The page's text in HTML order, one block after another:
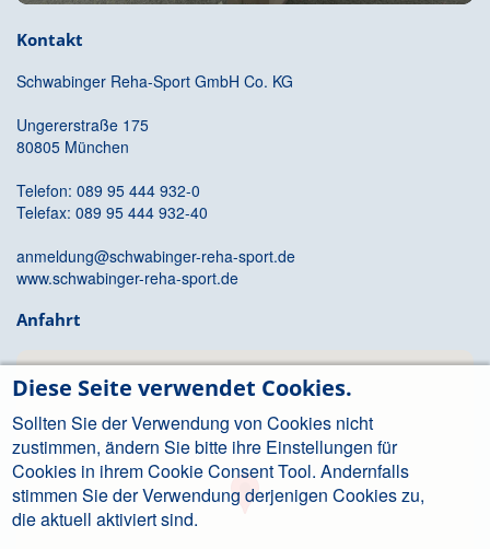
Kontakt
Schwabinger Reha-Sport GmbH Co. KG
Ungererstraße 175
80805 München
Telefon: 089 95 444 932-0
Telefax: 089 95 444 932-40
anmeldung@schwabinger-reha-sport.de
www.schwabinger-reha-sport.de
Anfahrt
Diese Seite verwendet Cookies.
Sollten Sie der Verwendung von Cookies nicht
zustimmen, ändern Sie bitte ihre Einstellungen für
Cookies in ihrem Cookie Consent Tool. Andernfalls
stimmen Sie der Verwendung derjenigen Cookies zu,
die aktuell aktiviert sind.